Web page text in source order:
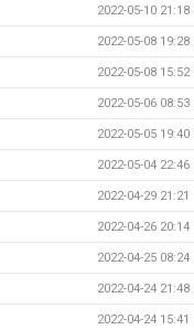
2022-05-10 21:18
2022-05-08 19:28
2022-05-08 15:52
2022-05-06 08:53
2022-05-05 19:40
2022-05-04 22:46
2022-04-29 21:21
2022-04-26 20:14
2022-04-25 08:24
2022-04-24 21:48
2022-04-24 15:41